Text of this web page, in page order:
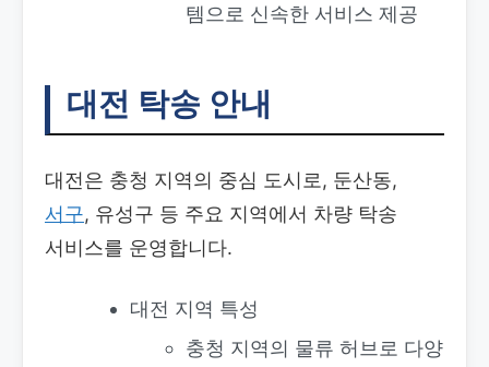
템으로 신속한 서비스 제공
대전 탁송 안내
대전은 충청 지역의 중심 도시로, 둔산동,
서구, 유성구 등 주요 지역에서 차량 탁송
서비스를 운영합니다.
대전 지역 특성
충청 지역의 물류 허브로 다양